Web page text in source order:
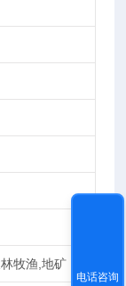
牧渔,地矿
电话咨询